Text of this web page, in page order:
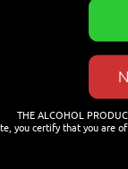
THE ALCOHOL
you certify that you are